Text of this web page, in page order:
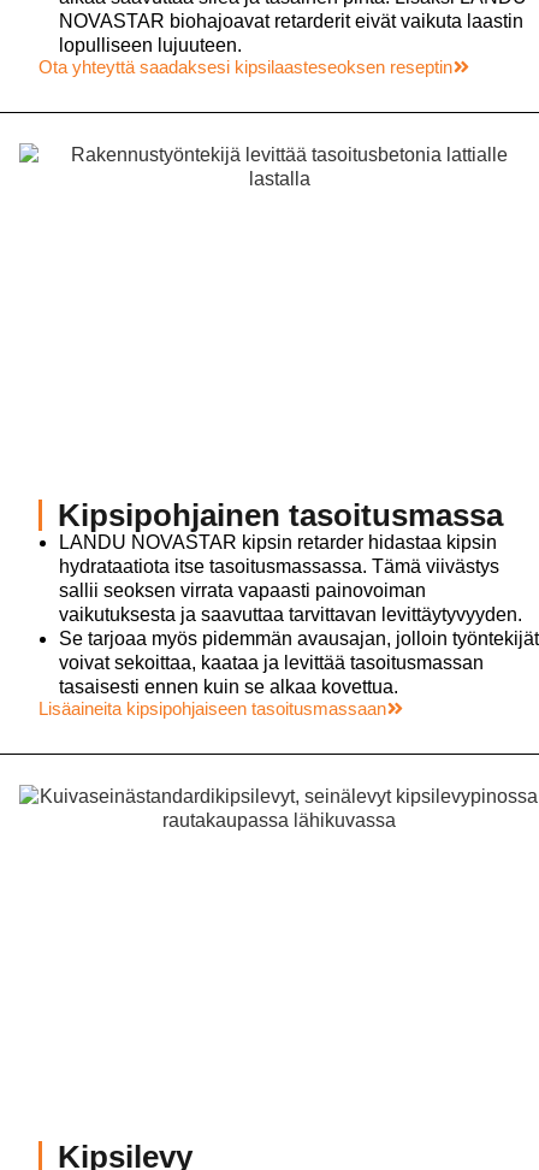
NOVASTAR biohajoavat retarderit eivät vaikuta laastin
lopulliseen lujuuteen.
Ota yhteyttä saadaksesi kipsilaasteseoksen reseptin
Kipsipohjainen tasoitusmassa
LANDU NOVASTAR kipsin retarder hidastaa kipsin
hydrataatiota itse tasoitusmassassa. Tämä viivästys
sallii seoksen virrata vapaasti painovoiman
vaikutuksesta ja saavuttaa tarvittavan levittäytyvyyden.
Se tarjoaa myös pidemmän avausajan, jolloin työntekijät
voivat sekoittaa, kaataa ja levittää tasoitusmassan
tasaisesti ennen kuin se alkaa kovettua.
Lisäaineita kipsipohjaiseen tasoitusmassaan
Kipsilevy